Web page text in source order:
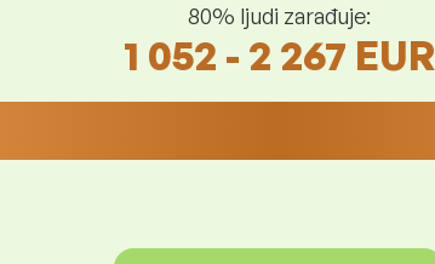
80% ljudi zarađuje:
1 052 - 2 267 EUR